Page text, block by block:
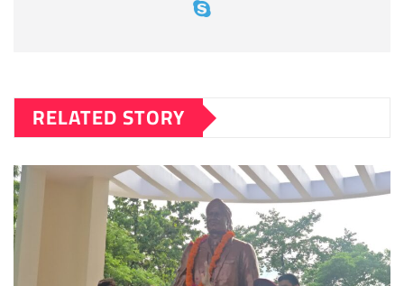
RELATED STORY